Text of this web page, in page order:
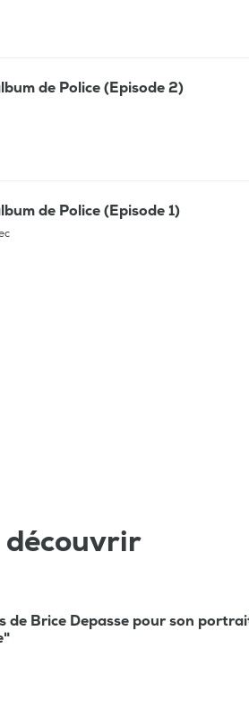
de Police (Episode 2)
de Police (Episode 1)
découvrir
de Brice Depasse pour son